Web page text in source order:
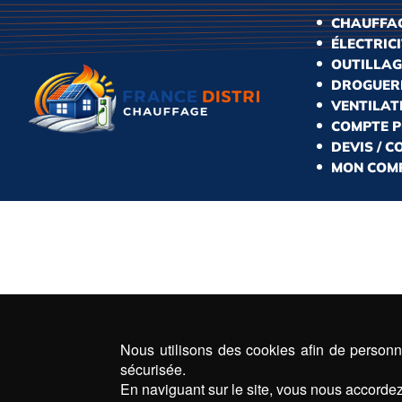
COMPTE
DEVIS /
MON
Nous utilisons des cookies afin de
sécurisée.
En naviguant sur le site, vous nous